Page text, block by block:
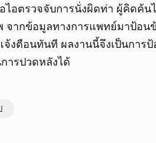
ไอตรวจจับการนั่งผิดท่า ผู้คิดค้
จากข้อมูลทางการแพทย์มาป้อน
จ้งตือนทันที ผลงานนี้จึงเป็นการ
ารปวดหลังได้
ยกเลิก